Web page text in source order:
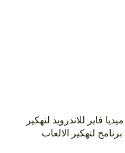
للاندرويد لتهكير
لتهكير الالعاب